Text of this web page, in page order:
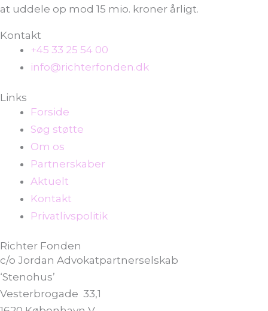
at uddele op mod 15 mio. kroner årligt.
Kontakt
+45 33 25 54 00
info@richterfonden.dk
Links
Forside
Søg støtte
Om os
Partnerskaber
Aktuelt
Kontakt
Privatlivspolitik
Richter Fonden
c/o Jordan Advokatpartnerselskab
‘Stenohus’
Vesterbrogade 33,1